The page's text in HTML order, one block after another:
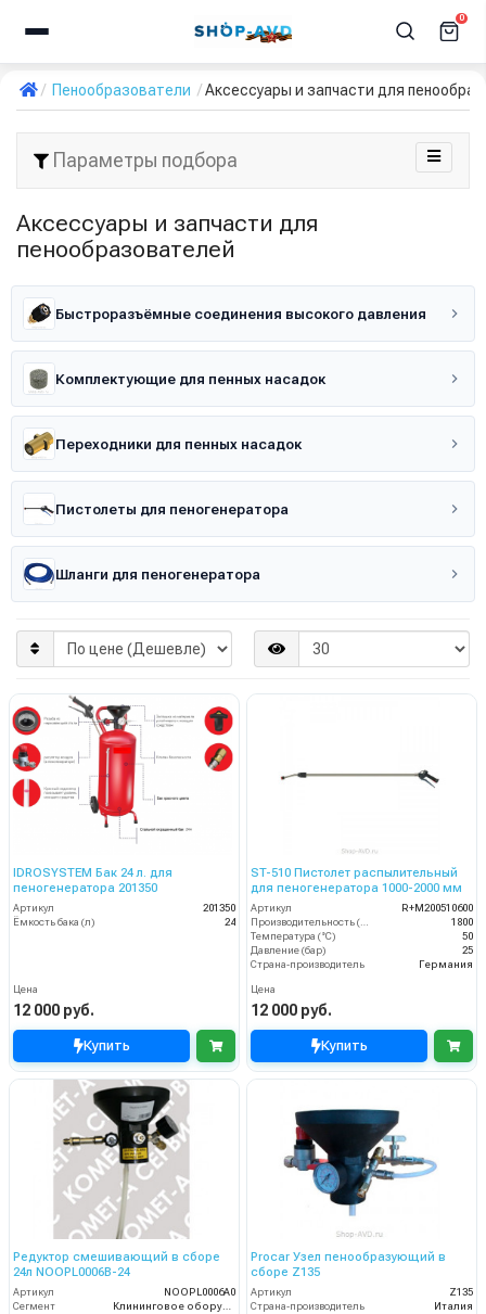
0
Пенообразователи Аксессуары и запчасти для
Параметры подбора
Аксессуары и запчасти для
пенообразователей
Быстроразъёмные соединения высокого давления
Комплектующие для пенных насадок
Переходники для пенных насадок
Пистолеты для пеногенератора
Шланги для пеногенератора
IDROSYSTEM Бак 24 л. для
пеногенератора 201350
Артикул
201350
Ёмкость бака (л)
24
Цена
12 000 руб.
Купить
ST-510 Пистолет распылительный
для пеногенератора 1000-2000 мм
Артикул
R+M200510600
1800
Температура (°C)
50
Давление (бар)
25
Страна-производитель
Германия
Цена
12 000 руб.
Купить
Редуктор смешивающий в сборе
24л NОOPL0006B-24
Артикул
NOOPL0006A0
Сегмент
Клининговое оборудование
Procar Узел пенообразующий в
сборе Z135
Артикул
Z135
Страна-производитель
Италия